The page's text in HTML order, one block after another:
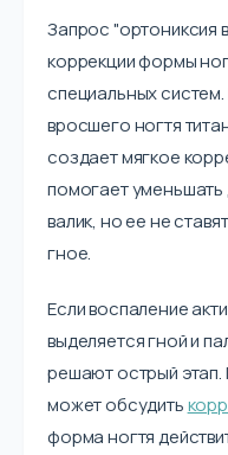
Запрос "ортониксия
коррекции формы
специальных
вросшего ногтя
создает мягкое
помогает уменьшать
валик, но ее не
гное.
Если воспаление
выделяется гной и
решают острый
может обсудить
форма ногтя